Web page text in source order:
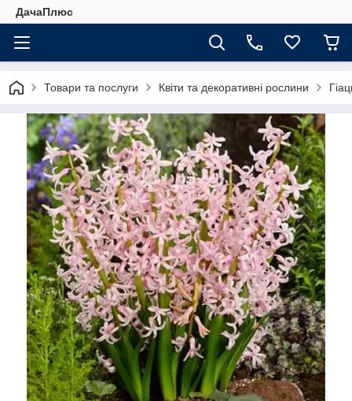
ДачаПлюс
Товари та послуги Квіти та декоративні рослини